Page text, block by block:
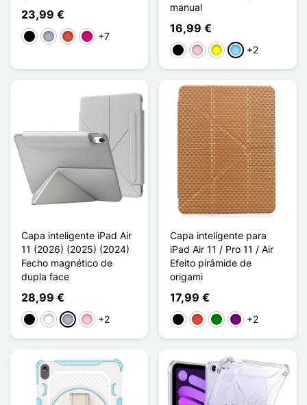
23,99 €
PretoCinzentoVermelho
Magenta
+7
manual
16,99 €
PretoRosaAmareloAzul Claro
+2
Capa inteligente iPad Air
11 (2026) (2025) (2024)
Fecho magnético de
dupla face
28,99 €
PretoBrancoCinzento
Rosa+2
Capa inteligente para
iPad Air 11 / Pro 11 / Air
Efeito pirâmide de
origami
17,99 €
PretoVermelho
VerdePúrpura
+2